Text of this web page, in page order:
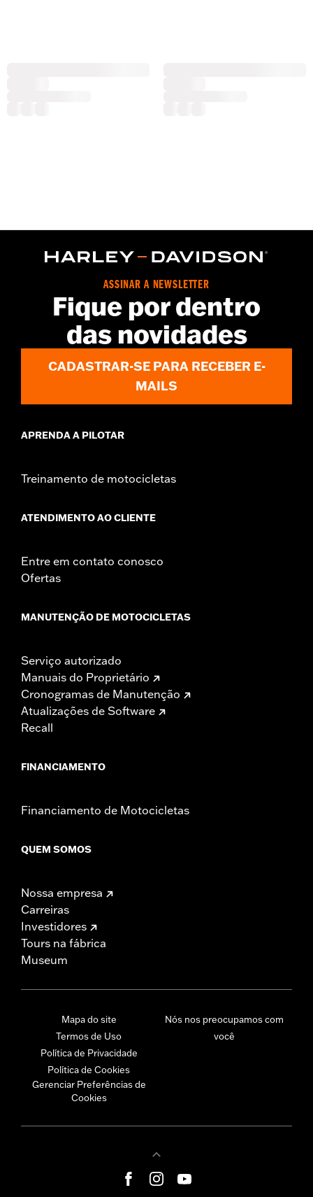
ASSINAR A NEWSLETTER
Fique por dentro
das novidades
CADASTRAR-SE PARA RECEBER E-
MAILS
APRENDA A PILOTAR
Treinamento de motocicletas
ATENDIMENTO AO CLIENTE
Entre em contato conosco
Ofertas
MANUTENÇÃO DE MOTOCICLETAS
Serviço autorizado
Manuais do Proprietário
Cronogramas de Manutenção
Atualizações de Software
Recall
FINANCIAMENTO
Financiamento de Motocicletas
QUEM SOMOS
Nossa empresa
Carreiras
Investidores
Tours na fábrica
Museum
Mapa do site
Termos de Uso
Política de Privacidade
Política de Cookies
Gerenciar Preferências de
Cookies
Nós nos preocupamos com
você